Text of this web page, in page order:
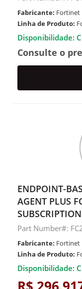
Fabricante: Fortinet
Linha de Produto:
Disponibilidade:
Consulte o
ENDPOINT-
AGENT PLUS
SUBSCRIPTION
Part Number#:
Fabricante: Fortinet
Linha de Produto:
Disponibilidade: